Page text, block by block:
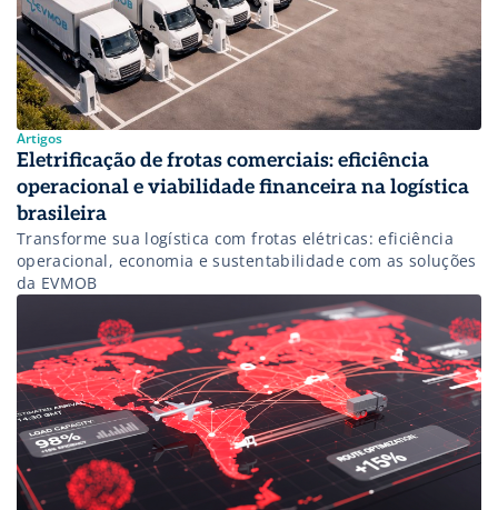
Artigos
Eletrificação de frotas comerciais: eficiência
operacional e viabilidade financeira na logística
brasileira
Transforme sua logística com frotas elétricas: eficiência
operacional, economia e sustentabilidade com as soluções
da EVMOB